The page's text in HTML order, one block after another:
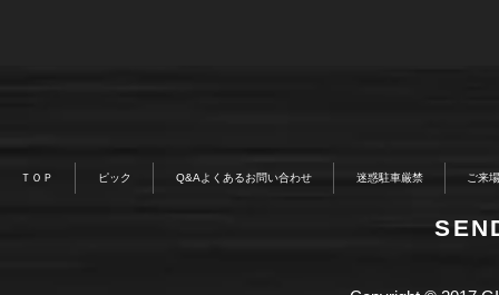
ＴＯＰ ピック Q&Aよくあるお問い合わせ 迷惑駐車厳禁 ご来